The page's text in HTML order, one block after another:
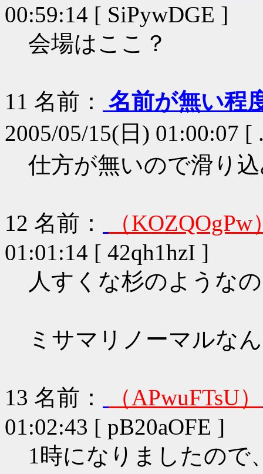
00:59:14 [ SiPywDGE ]
会場はここ？
11 名前：
名前が無い程
2005/05/15(日) 01:00:07 [
仕方が無いので滑り
12 名前：
（KOZQOgPw
01:01:14 [ 42qh1hzI ]
人すくな杉のような
ミサマリノーマルな
13 名前：
（APwuFTsU）
01:02:43 [ pB20aOFE ]
1時になりましたので